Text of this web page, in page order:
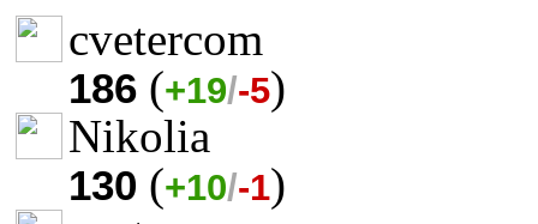
cvetercom
186 (+19/-5)
Nikolia
130 (+10/-1)